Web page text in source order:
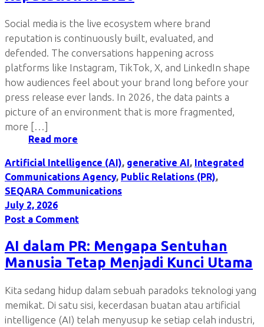
Social media is the live ecosystem where brand
reputation is continuously built, evaluated, and
defended. The conversations happening across
platforms like Instagram, TikTok, X, and LinkedIn shape
how audiences feel about your brand long before your
press release ever lands. In 2026, the data paints a
picture of an environment that is more fragmented,
more […]
Read more
Artificial Intelligence (AI), generative AI, Integrated
Communications Agency, Public Relations (PR),
SEQARA Communications
July 2, 2026
Post a Comment
AI dalam PR: Mengapa Sentuhan
Manusia Tetap Menjadi Kunci Utama
Kita sedang hidup dalam sebuah paradoks teknologi yang
memikat. Di satu sisi, kecerdasan buatan atau artificial
intelligence (AI) telah menyusup ke setiap celah industri,